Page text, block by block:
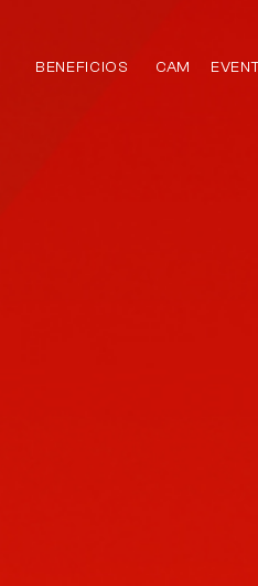
BENEFICIOS CAM